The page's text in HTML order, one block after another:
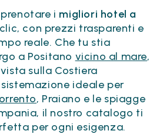
i migliori hotel a
con prezzi trasparenti e
reale. Che tu stia
a Positano vicino al mare,
sulla Costiera
ideale per
, Praiano e le spiagge
il nostro catalogo ti
per ogni esigenza.